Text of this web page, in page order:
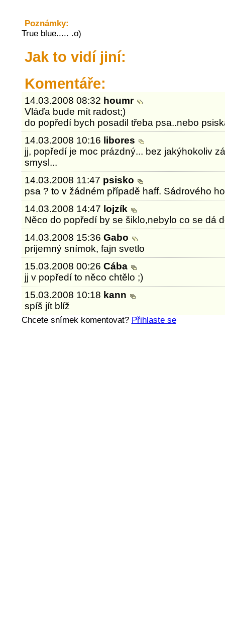
Poznámky:
True blue..... .o)
Jak to vidí jiní:
Komentáře:
14.03.2008 08:32 houmr
Vláďa bude mít radost;)
do popředí bych posadil třeba psa..nebo
14.03.2008 10:16 libores
jj, popředí je moc prázdný... bez jakýhokoliv
smysl...
14.03.2008 11:47 psisko
psa ? to v žádném případě haff. Sádrového
14.03.2008 14:47 lojzík
Něco do popředí by se šiklo,nebylo co se dá
14.03.2008 15:36Gabo
príjemný snímok, fajn svetlo
15.03.2008 00:26Cába
jj v popředí to něco chtělo ;)
15.03.2008 10:18 kann
spíš jít blíž
Chcete snímek komentovat? Přihlaste se